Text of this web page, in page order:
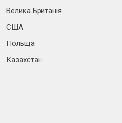
Велика Британія
США
Польща
Казахстан